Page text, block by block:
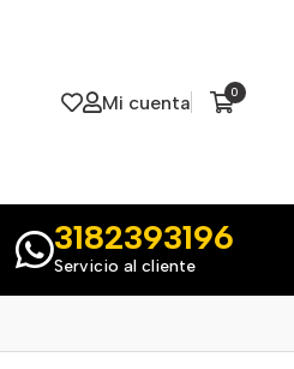
Mi cuenta 0
3182393196
Servicio al cliente